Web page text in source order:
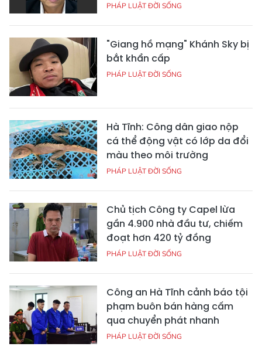
PHÁP LUẬT ĐỜI SỐNG
"Giang hồ mạng" Khánh Sky bị
bắt khẩn cấp
PHÁP LUẬT ĐỜI SỐNG
Hà Tĩnh: Công dân giao nộp
cá thể động vật có lớp da đổi
màu theo môi trường
PHÁP LUẬT ĐỜI SỐNG
Chủ tịch Công ty Capel lừa
gần 4.900 nhà đầu tư, chiếm
đoạt hơn 420 tỷ đồng
PHÁP LUẬT ĐỜI SỐNG
Công an Hà Tĩnh cảnh báo tội
phạm buôn bán hàng cấm
qua chuyển phát nhanh
PHÁP LUẬT ĐỜI SỐNG